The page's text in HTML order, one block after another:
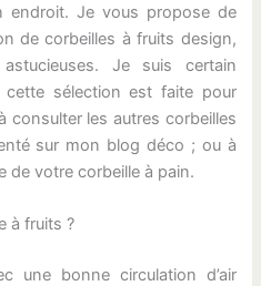
endroit. Je vous propose de
de corbeilles à fruits design,
Je suis certain
cette sélection est faite pour
consulter les autres corbeilles
sur mon blog déco ; ou à
de votre corbeille à pain.
à fruits ?
une bonne circulation d’air